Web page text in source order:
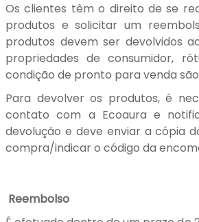
Os clientes têm o direito de se
produtos e solicitar um
produtos devem ser devolvidos
propriedades de consumidor,
condição de pronto para venda
Para devolver os produtos, é
contato com a Ecoaura e
devolução e deve enviar a cópia
compra/indicar o código da
Reembolso